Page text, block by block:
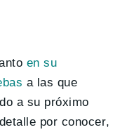
en su
a las que
a su próximo
por conocer,